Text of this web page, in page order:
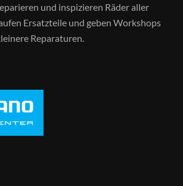
und inspizieren Räder aller
Ersatzteile und geben Workshops
Reparaturen.